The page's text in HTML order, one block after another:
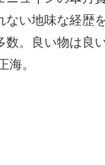
い地味な経歴
。良い物は良
海。